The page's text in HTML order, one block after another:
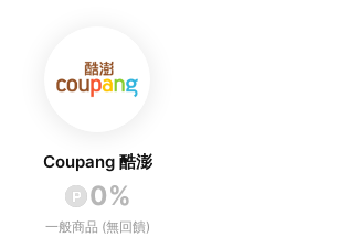
Coupang 酷澎
0%
一般商品 (無回饋)